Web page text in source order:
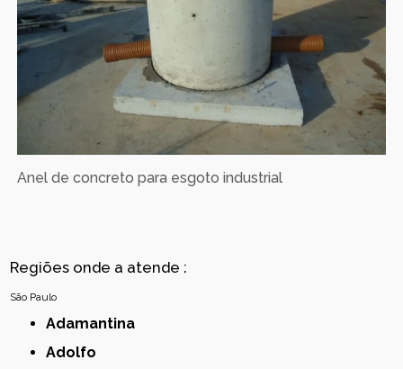
Anel de concreto para esgoto industrial
Regiões onde a atende :
São Paulo
Adamantina
Adolfo